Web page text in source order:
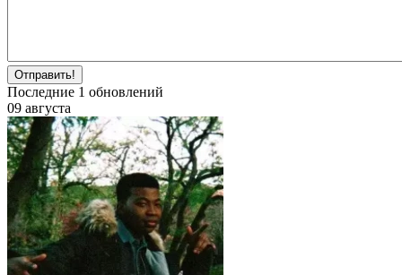
Отправить!
Последние 1 обновлений
09 августа